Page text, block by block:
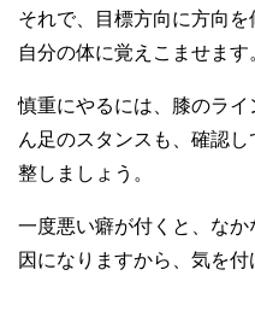
それで、目標方向に方向
自分の体に覚えこませます
慎重にやるには、膝のラ
ん足のスタンスも、確認
整しましょう。
一度悪い癖が付くと、な
因になりますから、気を付